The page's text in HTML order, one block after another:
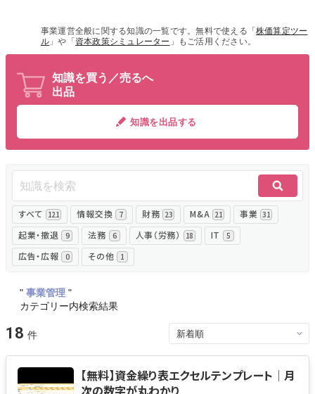
ちょこっと相談とは？
新規会員登録
ログイン
事業運営全般に関する知識の一覧です。無料で使える「 株価算定ツー
ル 」や「 資本政策シミュレーター 」もご活用ください。
知識を買う／売るへ
出品
知識を出品する
すべて 121 情報交換 7 財務 23 M&A 21 事業 31
起業・撤退 9 法務 6 人事（労務） 18 IT 5
広告・広報 0 その他 1
" 事業管理 "
カテゴリー内検索結果
18
【無料】資金繰り表エクセルテンプレート│月
次の数字が丸わかり